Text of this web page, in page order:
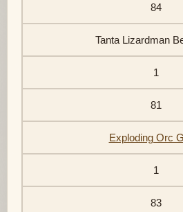
84
Tanta Lizardman
1
81
Exploding Orc
1
83